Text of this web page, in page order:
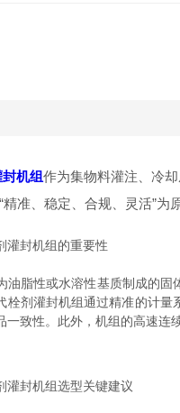
机组作为集物料灌注、冷
精准、稳定、合规、灵活”为
封机组的重要性
性或水溶性基质制成的固体
栓剂灌封机组通过精准的计量
一致性。此外，机组的高速连
封机组选型关键建议